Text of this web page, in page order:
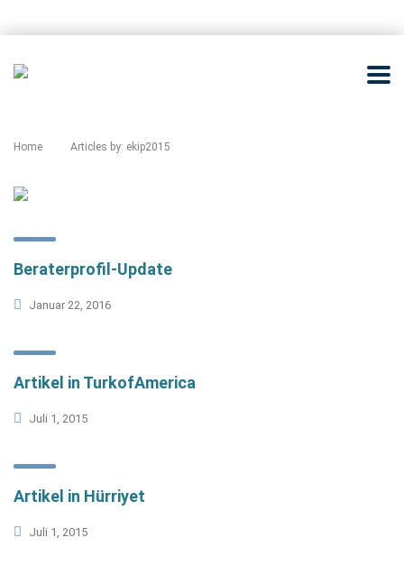
Home Articles by: ekip2015
Beraterprofil-Update
Januar 22, 2016
Artikel in TurkofAmerica
Juli 1, 2015
Artikel in Hürriyet
Juli 1, 2015